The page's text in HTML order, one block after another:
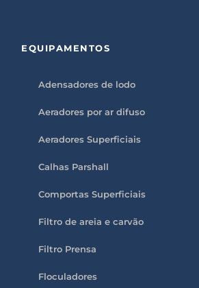
EQUIPAMENTOS
Adensadores de lodo
Aeradores por ar difuso
Aeradores Superficiais
Calhas Parshall
Comportas Superficiais
Filtro de areia e carvão
Filtro Prensa
Floculadores